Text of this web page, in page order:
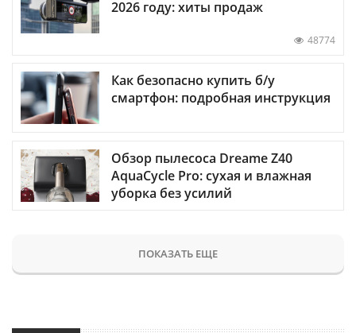
2026 году: хиты продаж
48774
Как безопасно купить б/у
смартфон: подробная инструкция
Обзор пылесоса Dreame Z40
AquaCycle Pro: сухая и влажная
уборка без усилий
ПОКАЗАТЬ ЕЩЕ